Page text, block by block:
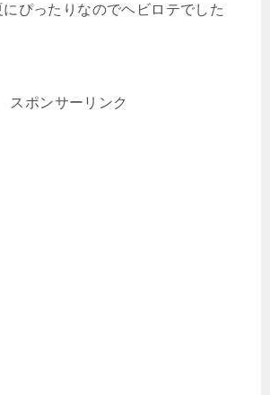
ぴったりなのでヘビロテでした
スポンサーリンク